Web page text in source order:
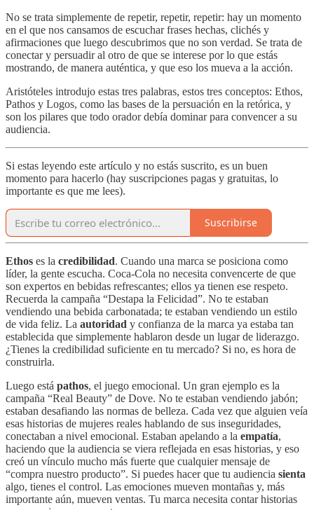
No se trata simplemente de repetir, repetir, repetir: hay un momento
en el que nos cansamos de escuchar frases hechas, clichés y
afirmaciones que luego descubrimos que no son verdad. Se trata de
conectar y persuadir al otro de que se interese por lo que estás
mostrando, de manera auténtica, y que eso los mueva a la acción.
Aristóteles introdujo estas tres palabras, estos tres conceptos: Ethos,
Pathos y Logos, como las bases de la persuación en la retórica, y
son los pilares que todo orador debía dominar para convencer a su
audiencia.
Si estas leyendo este artículo y no estás suscrito, es un buen
momento para hacerlo (hay suscripciones pagas y gratuitas, lo
importante es que me lees).
Suscribirse
Ethos es la credibilidad. Cuando una marca se posiciona como
líder, la gente escucha. Coca-Cola no necesita convencerte de que
son expertos en bebidas refrescantes; ellos ya tienen ese respeto.
Recuerda la campaña “Destapa la Felicidad”. No te estaban
vendiendo una bebida carbonatada; te estaban vendiendo un estilo
de vida feliz. La autoridad y confianza de la marca ya estaba tan
establecida que simplemente hablaron desde un lugar de liderazgo.
¿Tienes la credibilidad suficiente en tu mercado? Si no, es hora de
construirla.
Luego está pathos, el juego emocional. Un gran ejemplo es la
campaña “Real Beauty” de Dove. No te estaban vendiendo jabón;
estaban desafiando las normas de belleza. Cada vez que alguien veía
esas historias de mujeres reales hablando de sus inseguridades,
conectaban a nivel emocional. Estaban apelando a la empatía,
haciendo que la audiencia se viera reflejada en esas historias, y eso
creó un vínculo mucho más fuerte que cualquier mensaje de
“compra nuestro producto”. Si puedes hacer que tu audiencia sienta
algo, tienes el control. Las emociones mueven montañas y, más
importante aún, mueven ventas. Tu marca necesita contar historias